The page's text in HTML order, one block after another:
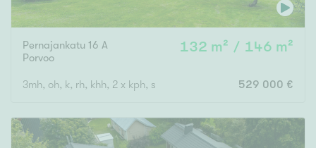
Pernajankatu 16 A
Porvoo
132 m² / 146 m²
3mh, oh, k, rh, khh, 2 x kph, s 529 000 €